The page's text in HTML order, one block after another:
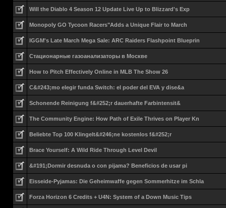
Will the Diablo 4 Season 12 Update Live Up to Blizzard's Exp
Monopoly GO Tycoon Racers"Adds a Unique Flair to March
IGGM's Late March Mega Sale: ARC Raiders Flashpoint Blueprin
Стационарные газоанализаторы в Москве
How to Pitch Effectively Online in MLB The Show 26
C&#243;mo elegir funda Switch: el poder del EVA y dise&a
Schonende Reinigung f&#252;r dauerhafte Farbintensit&
The Community Engine: How Path of Exile Thrives on Player Kn
Beliebte Top 100 Klingelt&#246;ne kostenlos f&#252;r
Brace Yourself: A Wild Ride Through Level Devil
&#191;Dormir desnuda o con pijama? Beneficios de usar pi
Eisseide-Pyjamas: Die Geheimwaffe gegen Sommerhitze im Schla
Forza Horizon 6 Credits + U4N: System of a Down Music Tips